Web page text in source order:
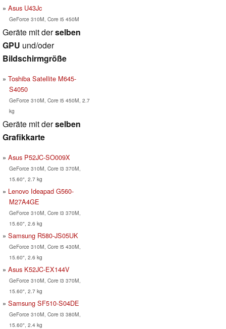
Asus U43Jc
GeForce 310M, Core i5 450M
Geräte mit derselben
GPU und/oder
Bildschirmgröße
Toshiba Satellite M645-
S4050
GeForce 310M, Core i5 450M, 2.7
kg
Geräte mit derselben
Grafikkarte
Asus P52JC-SO009X
GeForce 310M, Core i3 370M,
15.60", 2.7 kg
Lenovo Ideapad G560-
M27A4GE
GeForce 310M, Core i3 370M,
15.60", 2.6 kg
Samsung R580-JS05UK
GeForce 310M, Core i5 430M,
15.60", 2.6 kg
Asus K52JC-EX144V
GeForce 310M, Core i3 370M,
15.60", 2.7 kg
Samsung SF510-S04DE
GeForce 310M, Core i3 380M,
15.60", 2.4 kg